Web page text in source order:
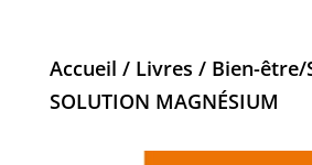
Accueil / Livres / Bien-être/
SOLUTION MAGNÉSIUM